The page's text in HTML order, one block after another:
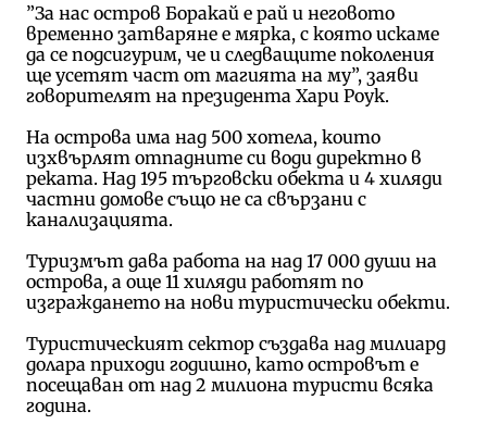
”За нас остров Боракай е рай и неговото
временно затваряне е мярка, с която искаме
да се подсигурим, че и следващите поколения
ще усетят част от магията на му”, заяви
говорителят на президента Хари Роук.
На острова има над 500 хотела, които
изхвърлят отпадните си води директно в
реката. Над 195 търговски обекта и 4 хиляди
частни домове също не са свързани с
канализацията.
Туризмът дава работа на над 17 000 души на
острова, а още 11 хиляди работят по
изграждането на нови туристически обекти.
Туристическият сектор създава над милиард
долара приходи годишно, като островът е
посещаван от над 2 милиона туристи всяка
година.